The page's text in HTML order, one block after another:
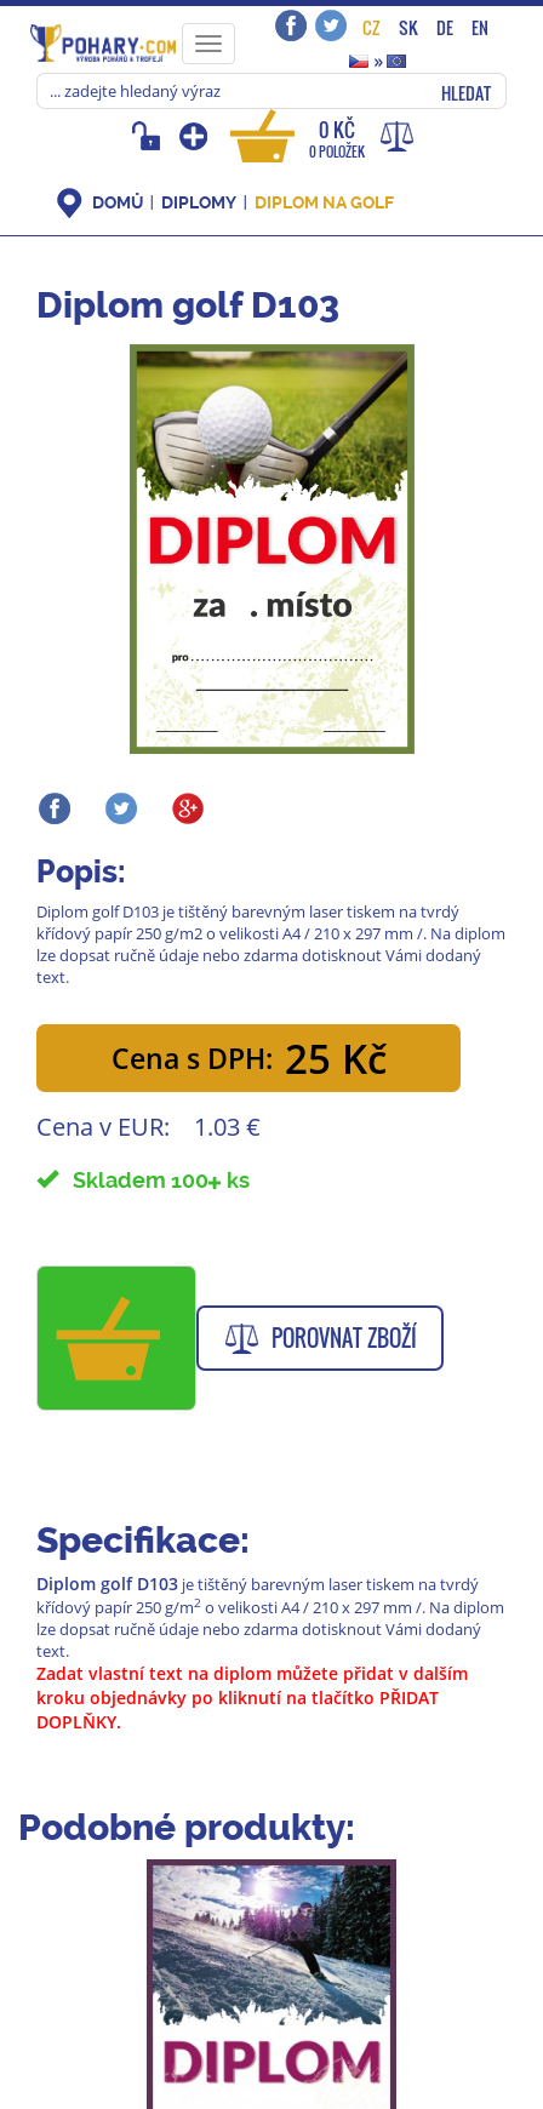
Toggle
navigation
CZ SK DE
EN
»
HLEDAT
0 KČ
0 POLOŽEK
DOMŮ DIPLOMY DIPLOM NA GOLF
Diplom golf D103
Popis:
Diplom golf D103 je tištěný barevným laser tiskem na tvrdý
křídový papír 250 g/m2 o velikosti A4 / 210 x 297 mm /. Na diplom
lze dopsat ručně údaje nebo zdarma dotisknout Vámi dodaný
text.
Cena s DPH: 25 Kč
Cena v EUR: 1.03 €
Skladem 100 ks
POROVNAT ZBOŽÍ
Specifikace:
Diplom golf D103 je tištěný barevným laser tiskem na tvrdý
křídový papír 250 g/m2 o velikosti A4 / 210 x 297 mm /. Na diplom
lze dopsat ručně údaje nebo zdarma dotisknout Vámi dodaný
text.
Zadat vlastní text na diplom můžete přidat v dalším
kroku objednávky po kliknutí na tlačítko PŘIDAT
DOPLŇKY.
Podobné produkty: